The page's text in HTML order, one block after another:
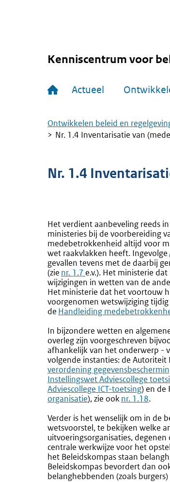
Kenniscentrum voor
Actueel
Kruimelpad
Ontwikkelen beleid en
Nr. 1.4 Inventarisatie van
Nr. 1.4
Het verdient aanbeveling reeds
ministeries bij de voorbereiding
medebetrokkenheid altijd voor
wet raakvlakken heeft. Ingevolge
gevallen tevens met de daarbij
(zie nr. 1.7 e.v.). Het ministerie
wijzigingen in wetten van de
Het ministerie dat het voortouw
voorgenomen wetswijziging
de Handleiding
In bijzondere wetten en
overleg zijn voorgeschreven
afhankelijk van het onderwerp -
volgende instanties: de Autoriteit
verordening
Instellingswet Adviescollege
Adviescollege ICT-toetsing) en de
organisatie), zie ooknr. 1.18.
Verder is het wenselijk om in de
wetsvoorstel, te bekijken welke
uitvoeringsorganisaties,
centrale werkwijze voor het
het Beleidskompas staan
Beleidskompas bevordert dan
belanghebbenden (zoals